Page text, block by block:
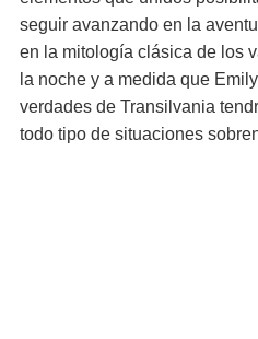
seguir avanzando en la
en la mitología clásica de los
la noche y a medida que
verdades de Transilvania
todo tipo de situaciones